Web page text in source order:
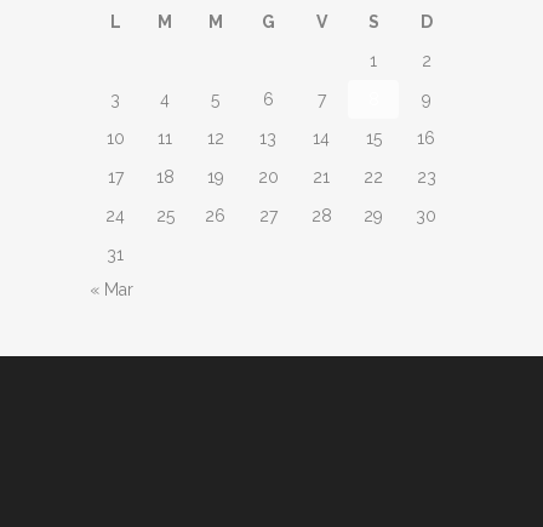
L M M G V S
D
1
2
3
4 5 6 7
9
10
11 12 13 14 15
16
17
18 19 20 21 22
23
24
25 26 27 28 29
30
31
« Mar